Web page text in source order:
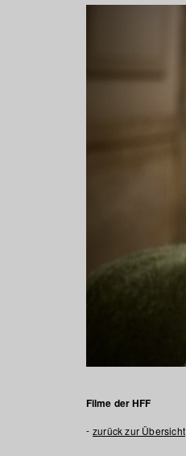
Filme der HFF
zurück zur Übersicht